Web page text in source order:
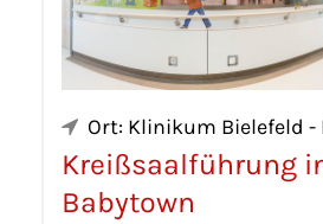
Ort: Klinikum Bielefeld -
Kreißsaalführung
Babytown